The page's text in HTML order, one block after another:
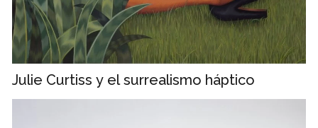
Julie Curtiss y el surrealismo háptico